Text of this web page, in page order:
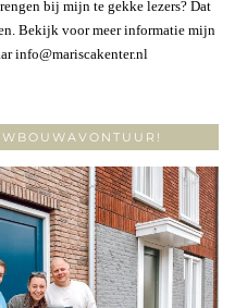
bij mijn te gekke lezers? Dat
Bekijk voor meer informatie mijn
info@mariscakenter.nl